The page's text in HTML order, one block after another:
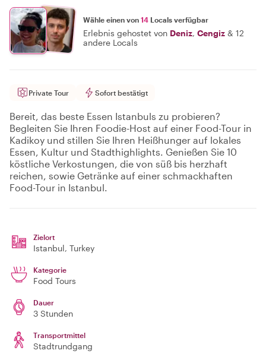
Wähle einen von 14 Locals verfügbar
Erlebnis gehostet von Deniz, Cengiz & 12
andere Locals
Private Tour Sofort bestätigt
Bereit, das beste Essen Istanbuls zu probieren?
Begleiten Sie Ihren Foodie-Host auf einer Food-Tour in
Kadikoy und stillen Sie Ihren Heißhunger auf lokales
Essen, Kultur und Stadthighlights. Genießen Sie 10
köstliche Verkostungen, die von süß bis herzhaft
reichen, sowie Getränke auf einer schmackhaften
Food-Tour in Istanbul.
Zielort
Istanbul, Turkey
Kategorie
Food Tours
Dauer
3 Stunden
Transportmittel
Stadtrundgang